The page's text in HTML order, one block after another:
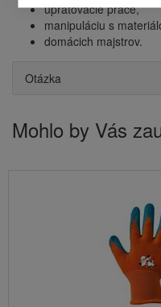
upratovacie práce,
manipuláciu s
domácich majstrov.
Otázka
Mohlo by Vás